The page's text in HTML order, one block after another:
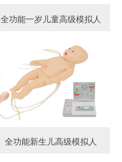
全功能一岁儿童高级模拟人
全功能新生儿高级模拟人